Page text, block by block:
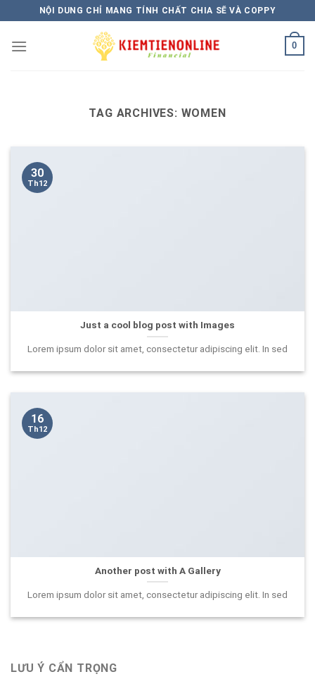
to
content
NỘI DUNG CHỈ MANG TÍNH CHẤT CHIA SẼ VÀ COPPY
0
TAG ARCHIVES: WOMEN
Just a cool blog post with Images
Lorem ipsum dolor sit amet, consectetur adipiscing elit. In sed
30
Th12
Another post with A Gallery
Lorem ipsum dolor sit amet, consectetur adipiscing elit. In sed
16
Th12
LƯU Ý CẨN TRỌNG